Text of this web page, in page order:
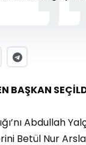
BAŞKAN
Abdullah
Betül Nur